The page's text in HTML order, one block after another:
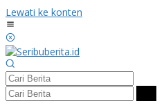
Lewati ke konten